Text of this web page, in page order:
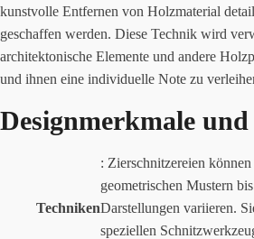
kunstvolle Entfernen von Holzmaterial
geschaffen werden. Diese Technik wird
architektonische Elemente und andere
und ihnen eine individuelle Note zu
Designmerkmale
Techniken
: Zierschnitzereien
geometrischen Mustern
Darstellungen variieren.
speziellen